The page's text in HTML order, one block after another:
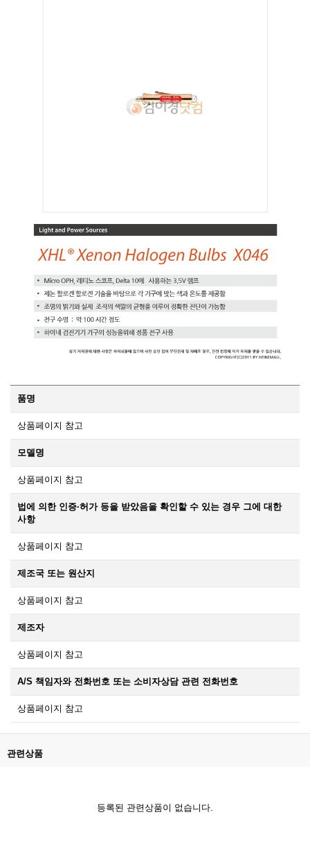
품명
상품페이지 참고
모델명
상품페이지 참고
법에 의한 인증·허가 등을 받았음을 확인할 수 있는 경우 그에 대한
사항
상품페이지 참고
제조국 또는 원산지
상품페이지 참고
제조자
상품페이지 참고
A/S 책임자와 전화번호 또는 소비자상담 관련 전화번호
상품페이지 참고
관련상품
등록된 관련상품이 없습니다.